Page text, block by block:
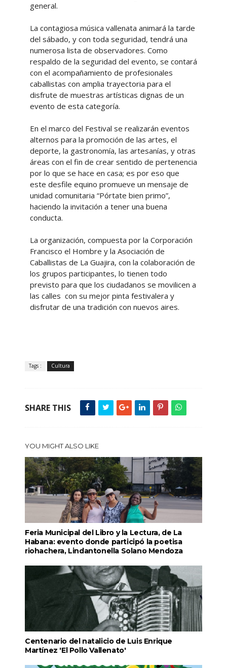
general.
La contagiosa música vallenata animará la tarde
del sábado, y con toda seguridad, tendrá una
numerosa lista de observadores. Como
respaldo de la seguridad del evento, se contará
con el acompañamiento de profesionales
caballistas con amplia trayectoria para el
disfrute de muestras artísticas dignas de un
evento de esta categoría.
En el marco del Festival se realizarán eventos
alternos para la promoción de las artes, el
deporte, la gastronomía, las artesanías, y otras
áreas con el fin de crear sentido de pertenencia
por lo que se hace en casa; es por eso que
este desfile equino promueve un mensaje de
unidad comunitaria “Pórtate bien primo”,
haciendo la invitación a tener una buena
conducta.
La organización, compuesta por la Corporación
Francisco el Hombre y la Asociación de
Caballistas de La Guajira, con la colaboración de
los grupos participantes, lo tienen todo
previsto para que los ciudadanos se movilicen a
las calles con su mejor pinta festivalera y
disfrutar de una tradición con nuevos aires.
Tags : Cultura
SHARE THIS
YOU MIGHT ALSO LIKE
Feria Municipal del Libro y la Lectura, de La
Habana: evento donde participó la poetisa
riohachera, Lindantonella Solano Mendoza
Centenario del natalicio de Luis Enrique
Martínez 'El Pollo Vallenato'